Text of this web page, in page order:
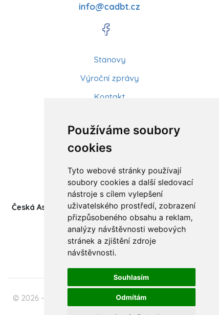
Používáme soubory
cookies
Tyto webové stránky používají
soubory cookies a další sledovací
nástroje s cílem vylepšení
uživatelského prostředí, zobrazení
přizpůsobeného obsahu a reklam,
analýzy návštěvnosti webových
stránek a zjištění zdroje
návštěvnosti.
Souhlasím
Odmítám
info@cadbt.cz
Stanovy
Výroční zprávy
Kontakt
Články
Kurzy a workshopy
Sídlo ČADBT
Česká Asociace Dětských Bobath Terapeutů spolek
(z.s.)
Ukrajinská 1534
708 00 Ostrava-Poruba
© 2026 - Česká Asociace Dětských Bobath Terapeutů
spolek (z.s.)